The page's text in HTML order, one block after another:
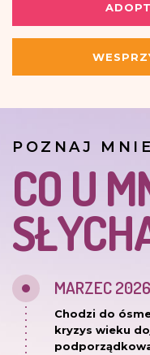
POZNAJ
CO U
MARZEC 2026
Chodzi do
kryzys wieku